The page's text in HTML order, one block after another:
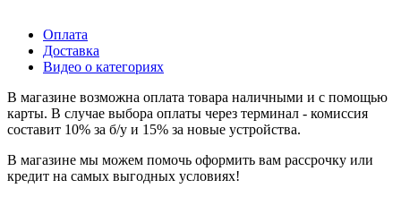
Оплата
Доставка
Видео о категориях
В магазине возможна оплата товара наличными и с помощью
карты. В случае выбора оплаты через терминал - комиссия
составит 10% за б/у и 15% за новые устройства.
В магазине мы можем помочь оформить вам рассрочку или
кредит на самых выгодных условиях!